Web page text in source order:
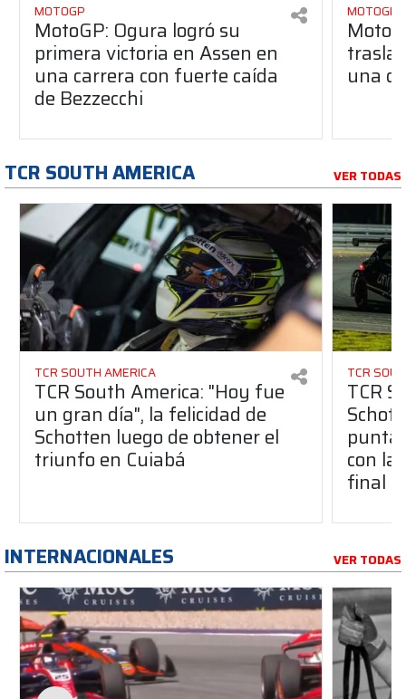
MOTOGP
MotoGP: Ogura logró su
primera victoria en Assen en
una carrera con fuerte caída
de Bezzecchi
MOTOGP
una
TCR SOUTH AMERICA VER TODAS
TCR SOUTH AMERICA
TCR South America: "Hoy fue
un gran día", la felicidad de
Schotten luego de obtener el
triunfo en Cuiabá
TCR
TCR
punta
con la
final
INTERNACIONALES VER TODAS